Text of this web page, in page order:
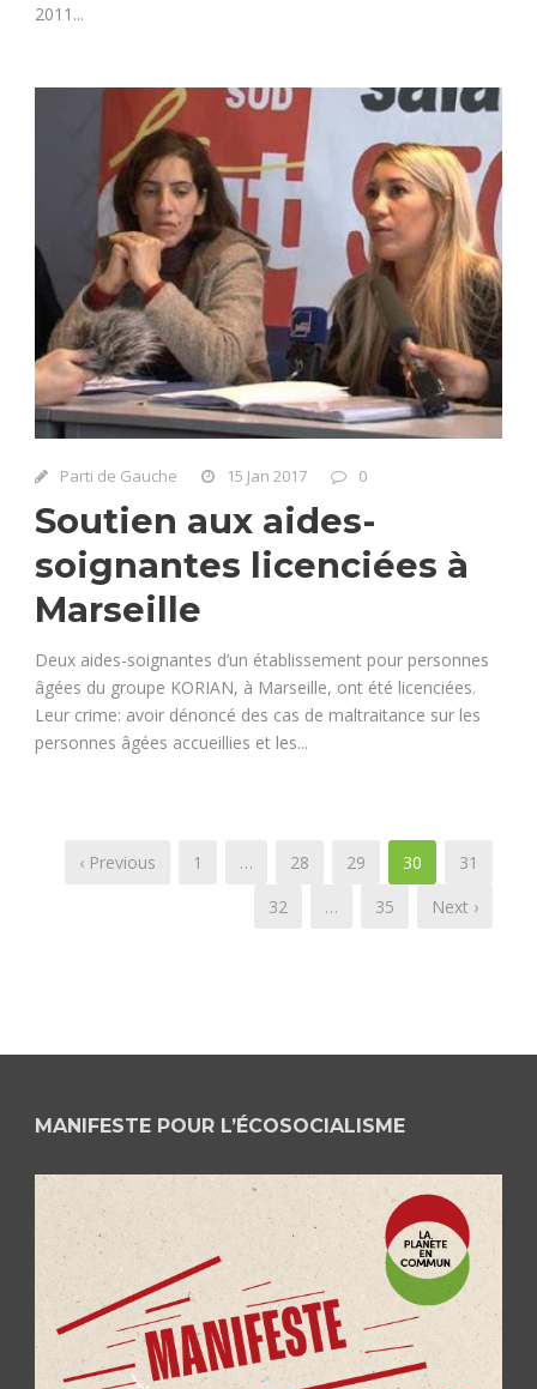
2011...
Parti de Gauche 15 Jan 2017 0
Soutien aux aides-
soignantes licenciées à
Marseille
Deux aides-soignantes d’un établissement pour personnes
âgées du groupe KORIAN, à Marseille, ont été licenciées.
Leur crime: avoir dénoncé des cas de maltraitance sur les
personnes âgées accueillies et les...
‹ Previous 1 … 28 29 30
31
32
… 35 Next ›
MANIFESTE POUR L’ÉCOSOCIALISME